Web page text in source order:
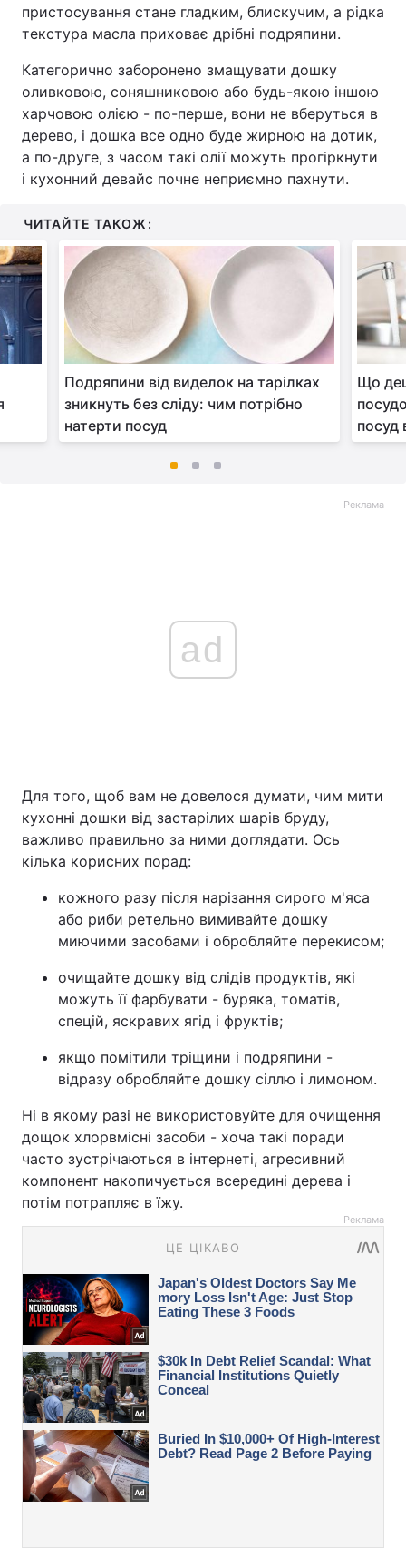
пристосування стане гладким, блискучим, а рідка
текстура масла приховає дрібні подряпини.
Категорично заборонено змащувати дошку
оливковою, соняшниковою або будь-якою іншою
харчовою олією - по-перше, вони не вберуться в
дерево, і дошка все одно буде жирною на дотик,
а по-друге, з часом такі олії можуть прогіркнути
і кухонний девайс почне неприємно пахнути.
ЧИТАЙТЕ ТАКОЖ:
Подряпини від виделок на тарілках
зникнуть без сліду: чим потрібно
натерти посуд
Що
посуд
Реклама
ad
Для того, щоб вам не довелося думати, чим мити
кухонні дошки від застарілих шарів бруду,
важливо правильно за ними доглядати. Ось
кілька корисних порад:
кожного разу після нарізання сирого м'яса
або риби ретельно вимивайте дошку
миючими засобами і обробляйте перекисом;
очищайте дошку від слідів продуктів, які
можуть її фарбувати - буряка, томатів,
спецій, яскравих ягід і фруктів;
якщо помітили тріщини і подряпини -
відразу обробляйте дошку сіллю і лимоном.
Ні в якому разі не використовуйте для очищення
дощок хлорвмісні засоби - хоча такі поради
часто зустрічаються в інтернеті, агресивний
компонент накопичується всередині дерева і
потім потрапляє в їжу.
Реклама